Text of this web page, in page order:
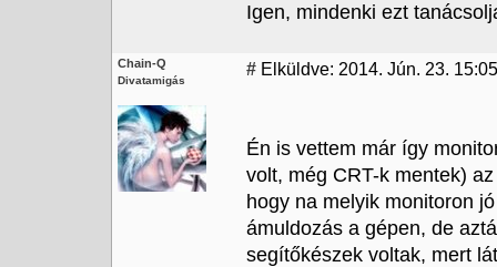
Igen, mindenki ezt
Chain-Q
Divatamigás
# Elküldve: 2014. Jún. 23. 15:05
Én is vettem már így
volt, még CRT-k mentek)
hogy na melyik monitoron
ámuldozás a gépen, de
segítőkészek voltak, mert